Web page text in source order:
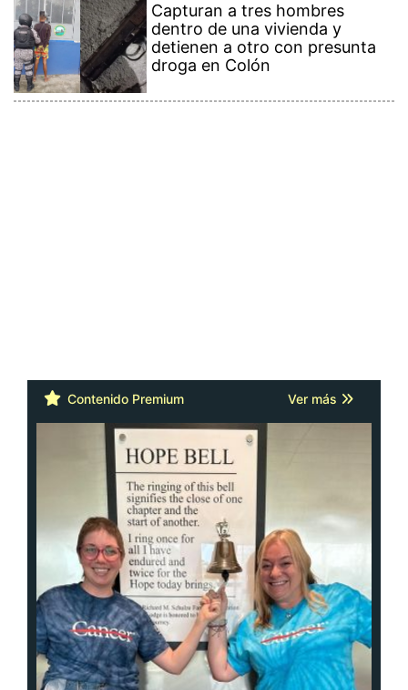
Capturan a tres hombres
dentro de una vivienda y
detienen a otro con presunta
droga en Colón
Contenido Premium Ver más